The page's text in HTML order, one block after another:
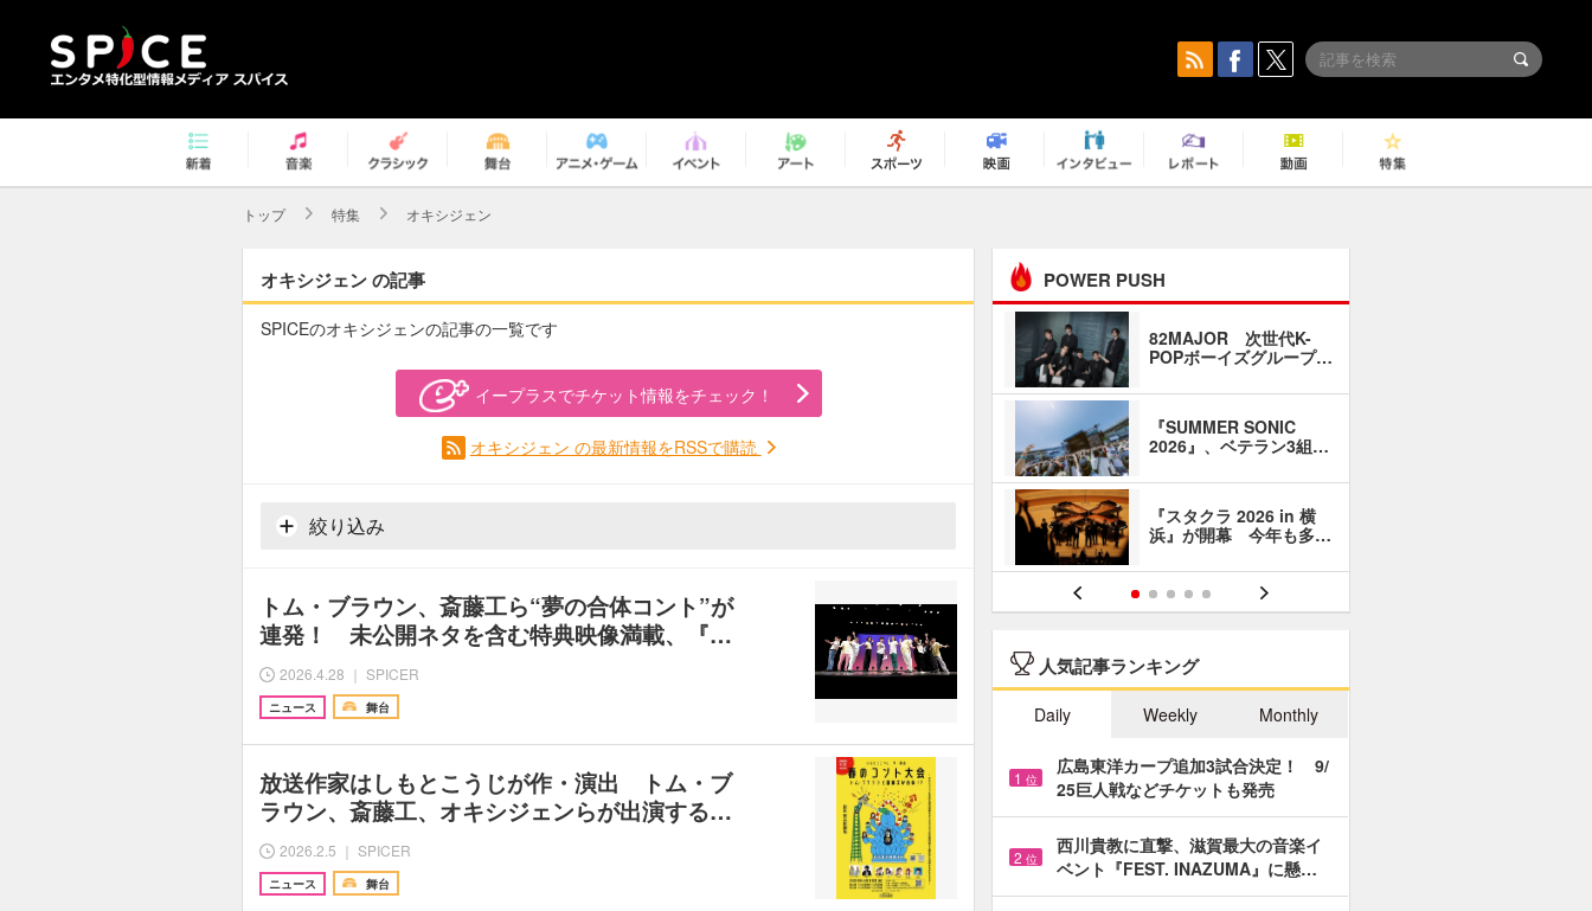
トップ 特集 オキシジェン
オキシジェン の記事
SPICEのオキシジェンの記事の一覧です
イープラスでチケット情報をチェック！
オキシジェン の最新情報をRSSで購読
絞り込み
トム・ブラウン、斎藤工ら“夢の合体コント”が
連発！ 未公開ネタを含む特典映像満載、『…
2026.4.28 ｜ SPICER
ニュース 舞台
放送作家はしもとこうじが作・演出 トム・ブ
ラウン、斎藤工、オキシジェンらが出演する…
2026.2.5 ｜ SPICER
ニュース 舞台
POWER PUSH
82MAJOR 次世代K-
POPボーイズグループ…
『SUMMER SONIC
2026』、ベテラン3組…
『スタクラ 2026 in 横
浜』が開幕 今年も多…
人気記事ランキング
Daily Weekly Monthly
1 位
広島東洋カープ追加3試合決定！ 9/
25巨人戦などチケットも発売
2 位
西川貴教に直撃、滋賀最大の音楽イ
ベント『FEST. INAZUMA』に懸…